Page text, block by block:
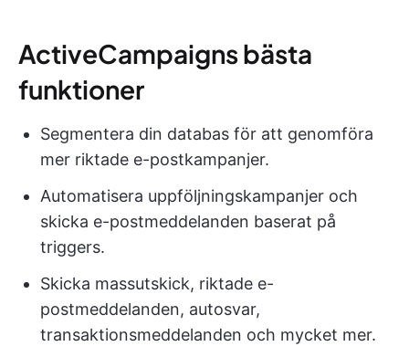
ActiveCampaigns bästa
funktioner
Segmentera din databas för att genomföra
mer riktade e-postkampanjer.
Automatisera uppföljningskampanjer och
skicka e-postmeddelanden baserat på
triggers.
Skicka massutskick, riktade e-
postmeddelanden, autosvar,
transaktionsmeddelanden och mycket mer.